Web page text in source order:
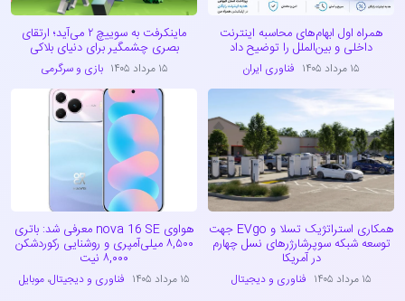
همراه اول ابهام‌های محاسبه اینترنت
داخلی و بین‌الملل را توضیح داد
۱۵ مرداد ۱۴۰۵ فناوری ایران
ماینکرفت به سوییچ ۲ می‌آید؛ ارتقای
بصری چشمگیر برای دنیای بلاکی
۱۵ مرداد ۱۴۰۵ بازی و سرگرمی
همکاری استراتژیک تسلا و EVgo جهت
توسعه شبکه سوپرشارژرهای نسل چهارم
در آمریکا
۱۵ مرداد ۱۴۰۵ فناوری و دیجیتال
هواوی nova 16 SE معرفی شد: باتری
۸,۵۰۰ میلی‌آمپری و روشنایی رکوردشکن
۸,۰۰۰ نیت
۱۵ مرداد ۱۴۰۵ فناوری و دیجیتال،موبایل